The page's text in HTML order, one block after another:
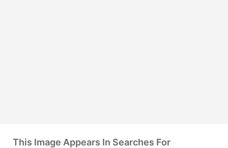
This Image Appears In Searches For